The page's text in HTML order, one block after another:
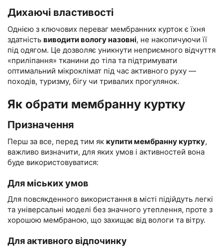
Дихаючі властивості
Однією з ключових переваг мембранних курток є їхня
здатність виводити вологу назовні, не накопичуючи її
під одягом. Це дозволяє уникнути неприємного відчуття
«приліпання» тканини до тіла та підтримувати
оптимальний мікроклімат під час активного руху —
походів, туризму, бігу чи тривалих прогулянок.
Як обрати мембранну куртку
Призначення
Перш за все, перед тим як купити мембранну куртку,
важливо визначити, для яких умов і активностей вона
буде використовуватися:
Для міських умов
Для повсякденного використання в місті підійдуть легкі
та універсальні моделі без значного утеплення, проте з
хорошою мембраною, що захищає від вологи та вітру.
Для активного відпочинку